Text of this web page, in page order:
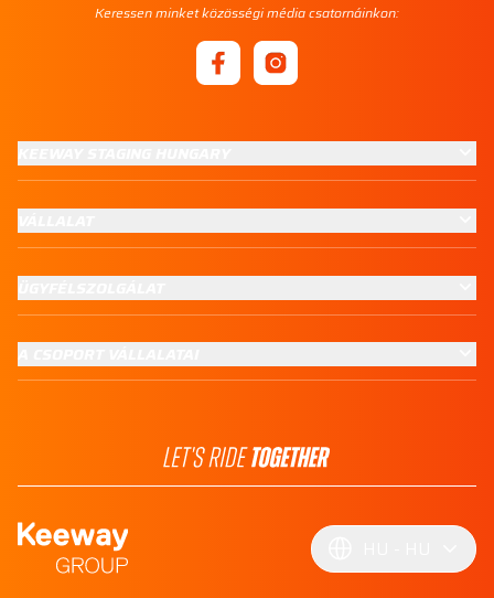
Keressen minket közösségi média csatornáinkon: